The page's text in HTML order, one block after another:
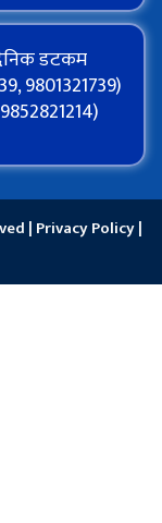
दैनिक डटकम
9801321739)
| Privacy Policy|